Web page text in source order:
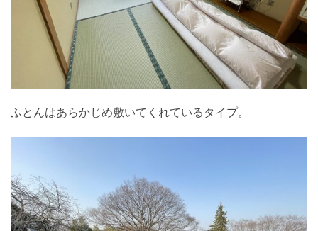
ふとんはあらかじめ敷いてくれているタイプ。